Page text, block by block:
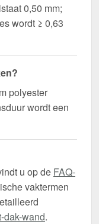
0,50 mm;
wordt ≥ 0,63
polyester
wordt een
u op de FAQ-
vaktermen
dak-wand.